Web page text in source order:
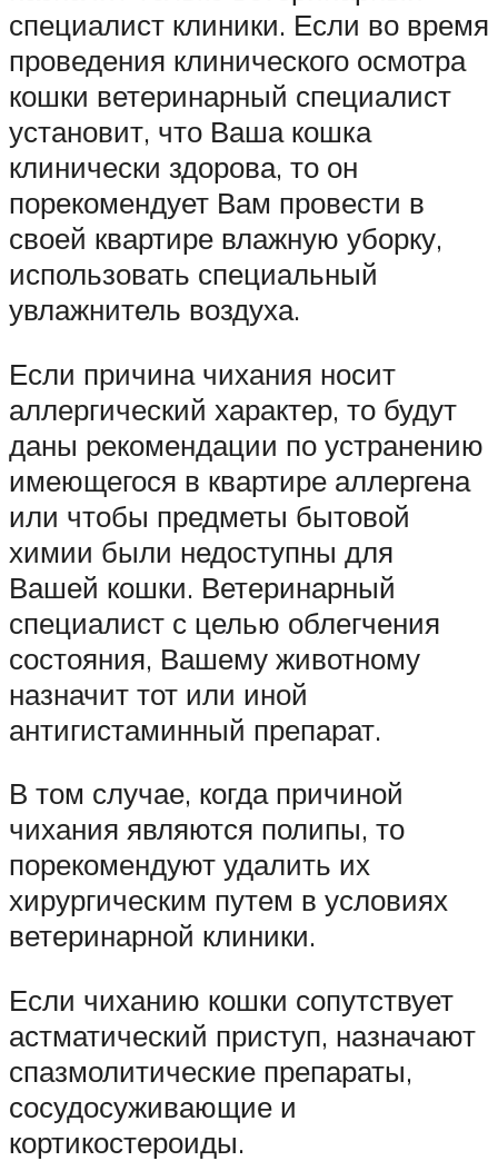
специалист клиники. Если во время
проведения клинического осмотра
кошки ветеринарный специалист
установит, что Ваша кошка
клинически здорова, то он
порекомендует Вам провести в
своей квартире влажную уборку,
использовать специальный
увлажнитель воздуха.
Если причина чихания носит
аллергический характер, то будут
даны рекомендации по устранению
имеющегося в квартире аллергена
или чтобы предметы бытовой
химии были недоступны для
Вашей кошки. Ветеринарный
специалист с целью облегчения
состояния, Вашему животному
назначит тот или иной
антигистаминный препарат.
В том случае, когда причиной
чихания являются полипы, то
порекомендуют удалить их
хирургическим путем в условиях
ветеринарной клиники.
Если чиханию кошки сопутствует
астматический приступ, назначают
спазмолитические препараты,
сосудосуживающие и
кортикостероиды.